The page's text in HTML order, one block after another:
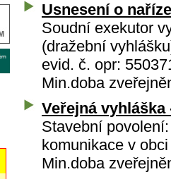
Usnesení o
Soudní exekutor
(dražební
evid. č. opr:
Min.doba
Veřejná vyhláška
Stavební
komunikace v obci
Min.doba